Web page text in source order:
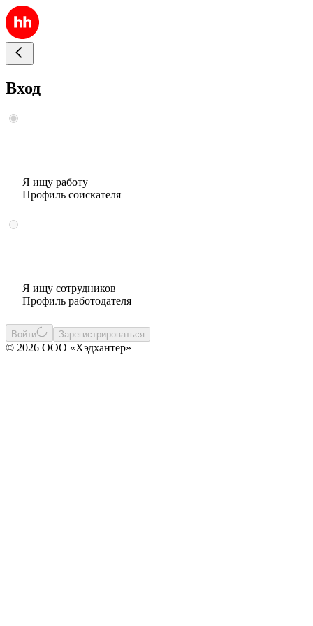
Вход
Я ищу работу
Профиль соискателя
Я ищу сотрудников
Профиль работодателя
Войти Зарегистрироваться
© 2026 ООО «Хэдхантер»